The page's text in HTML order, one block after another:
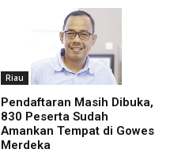
Riau
Pendaftaran Masih Dibuka,
830 Peserta Sudah
Amankan Tempat di Gowes
Merdeka